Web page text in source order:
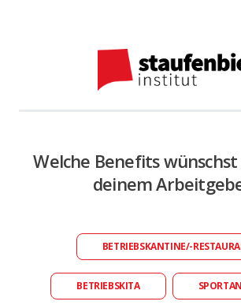
Welche Benefits
deinem
BETRIEBSKANTINE/-
BETRIEBSKITA